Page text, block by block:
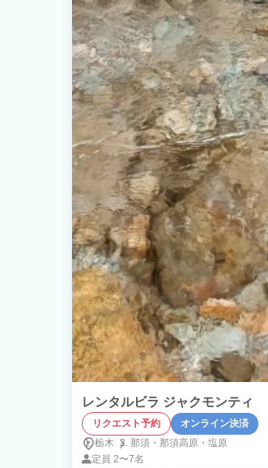
レンタルビラ ジャクモンティ
リクエスト予約
オンライン決済
栃木
那須・ 那須高原・ 塩原
定員 2〜7名